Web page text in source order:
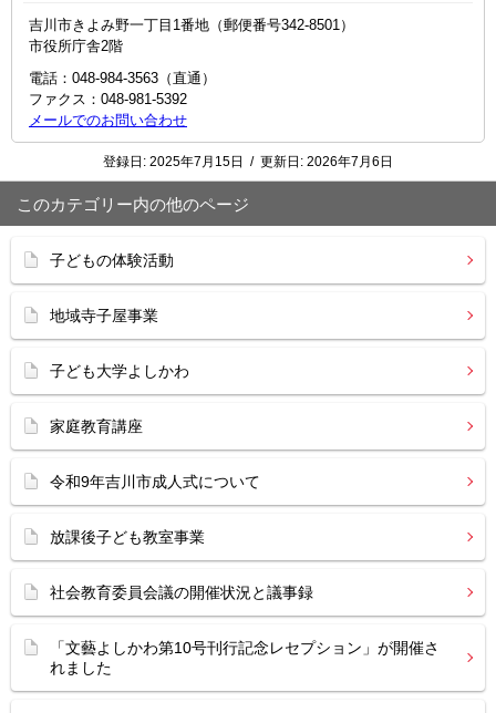
吉川市きよみ野一丁目1番地（郵便番号342-8501）
市役所庁舎2階
電話：048-984-3563（直通）
ファクス：048-981-5392
メールでのお問い合わせ
登録日: 2025年7月15日 / 更新日: 2026年7月6日
このカテゴリー内の他のページ
子どもの体験活動
地域寺子屋事業
子ども大学よしかわ
家庭教育講座
令和9年吉川市成人式について
放課後子ども教室事業
社会教育委員会議の開催状況と議事録
「文藝よしかわ第10号刊行記念レセプション」が開催さ
れました